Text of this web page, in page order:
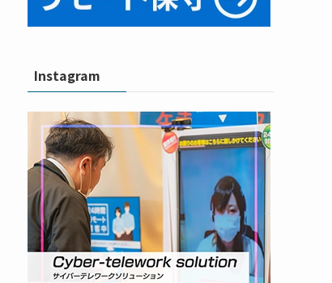
Instagram